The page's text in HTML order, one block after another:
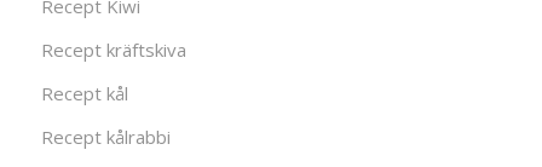
Recept Kiwi
Recept kräftskiva
Recept kål
Recept kålrabbi